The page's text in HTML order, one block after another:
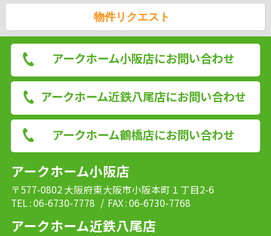
物件リクエスト
アークホーム小阪店にお問い合わせ
アークホーム近鉄八尾店にお問い合わせ
アークホーム鶴橋店にお問い合わせ
アークホーム小阪店
〒577-0802 大阪府東大阪市小阪本町１丁目2-6
TEL : 06-6730-7778 / FAX : 06-6730-7768
アークホーム近鉄八尾店